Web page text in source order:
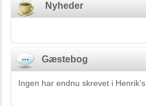
Nyheder
Gæstebog
Ingen har endnu skrevet i